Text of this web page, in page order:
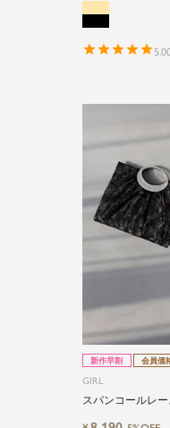
新作早割 会員価
GIRL
スパンコールレ